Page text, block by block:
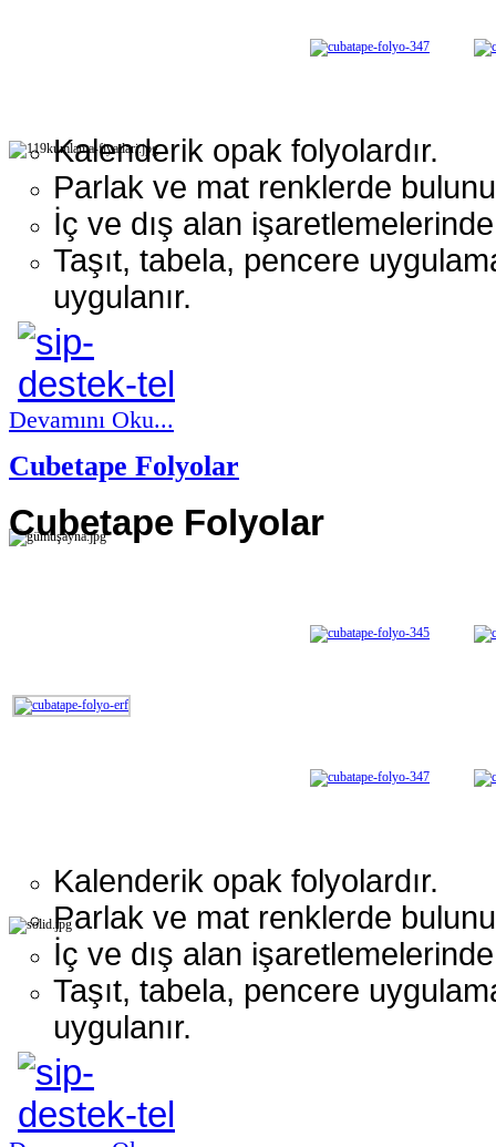
Kalenderik opak folyolardır.
Parlak ve mat renklerde
İç ve dış alan işaretlemelerinde
Taşıt, tabela, pencere
uygulanır.
Devamını Oku...
Cubetape Folyolar
Cubetape Folyolar
Kalenderik opak folyolardır.
Parlak ve mat renklerde
İç ve dış alan işaretlemelerinde
Taşıt, tabela, pencere
uygulanır.